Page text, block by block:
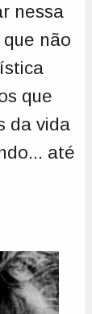
nessa
não
que
da vida
até